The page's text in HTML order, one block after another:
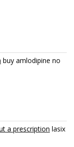
buy amlodipine no
a prescription lasix